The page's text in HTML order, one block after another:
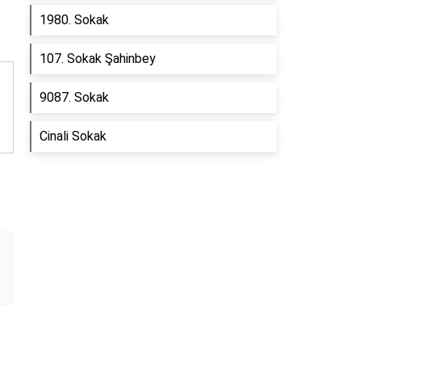
1980. Sokak
107. Sokak Şahinbey
9087. Sokak
Cinali Sokak